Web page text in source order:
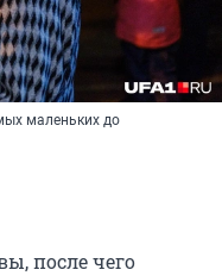
маленьких до
после чего